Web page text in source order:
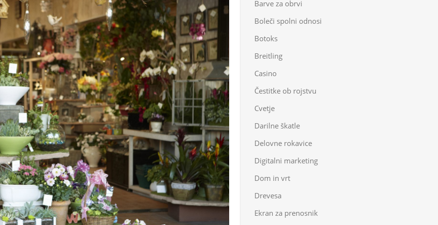
Barve za obrvi
Boleči spolni odnosi
Botoks
Breitling
Casino
Čestitke ob rojstvu
Cvetje
Darilne škatle
Delovne rokavice
Digitalni marketing
Dom in vrt
Drevesa
Ekran za prenosnik